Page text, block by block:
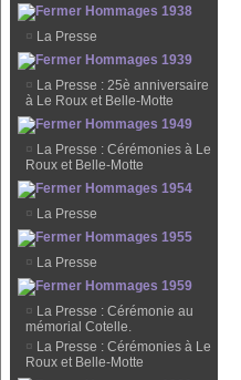
Hommages 1938
¤ La Presse
Hommages 1939
¤ La Presse : 25è anniversaire
à Le Roux et Belle-Motte
Hommages 1949
¤ La Presse : Cérémonies à Le
Roux et Belle-Motte
Hommages 1954
¤ La Presse
Hommages 1955
¤ La Presse
Hommages 1959
¤ La Presse : Cérémonie au
mémorial Cotelle.
¤ La Presse : Cérémonies à Le
Roux et Belle-Motte